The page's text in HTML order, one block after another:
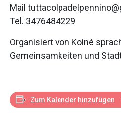
Mail
Tel. 3476484229
Organisiert von Koiné
Gemeinsamkeiten und
Zum Kalender hinzufügen